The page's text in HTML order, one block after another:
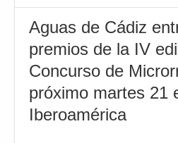
Aguas de Cádiz
premios de la IV
Concurso de
próximo martes 21
Iberoamérica